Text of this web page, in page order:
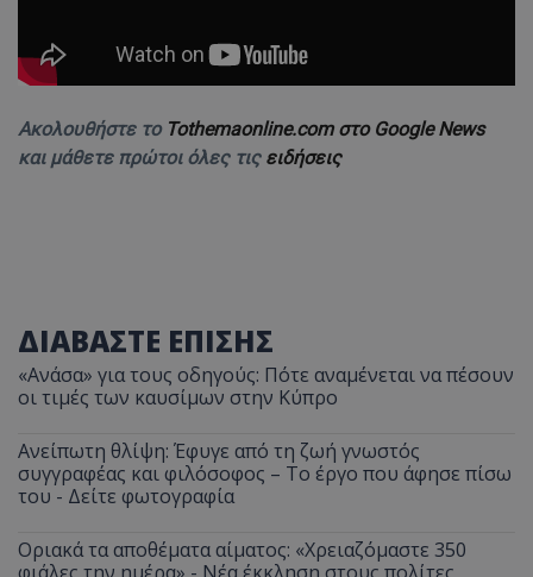
Ακολουθήστε το Tothemaonline.com στο Google News
και μάθετε πρώτοι όλες τις ειδήσεις
ΔΙΑΒΑΣΤΕ ΕΠΙΣΗΣ
«Ανάσα» για τους οδηγούς: Πότε αναμένεται να πέσουν
οι τιμές των καυσίμων στην Κύπρο
Ανείπωτη θλίψη: Έφυγε από τη ζωή γνωστός
συγγραφέας και φιλόσοφος – Το έργο που άφησε πίσω
του - Δείτε φωτογραφία
Οριακά τα αποθέματα αίματος: «Χρειαζόμαστε 350